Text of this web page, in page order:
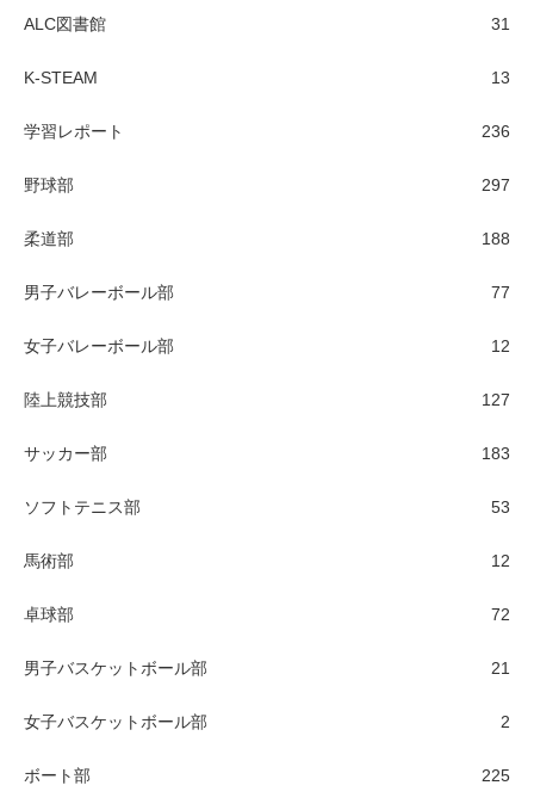
ALC図書館 31
K-STEAM 13
学習レポート 236
野球部 297
柔道部 188
男子バレーボール部 77
女子バレーボール部 12
陸上競技部 127
サッカー部 183
ソフトテニス部 53
馬術部 12
卓球部 72
男子バスケットボール部 21
女子バスケットボール部 2
ボート部 225